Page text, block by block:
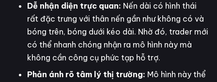
Dễ nhận diện trực quan: Nến dài có hình thái
rất đặc trưng với thân nến gần như không có và
bóng trên, bóng dưới kéo dài. Nhờ đó, trader mới
có thể nhanh chóng nhận ra mô hình này mà
không cần công cụ phức tạp hỗ trợ.
Phản ánh rõ tâm lý thị trường: Mô hình này thể